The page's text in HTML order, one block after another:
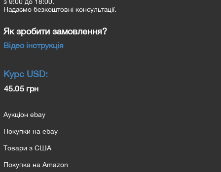
Надаємо безкоштовні консультації.
Як зробити замовлення?
Відео інструкція
Курс USD:
45.05 грн
Аукціон ebay
Покупки на ebay
Товари з США
Покупка на Amazon